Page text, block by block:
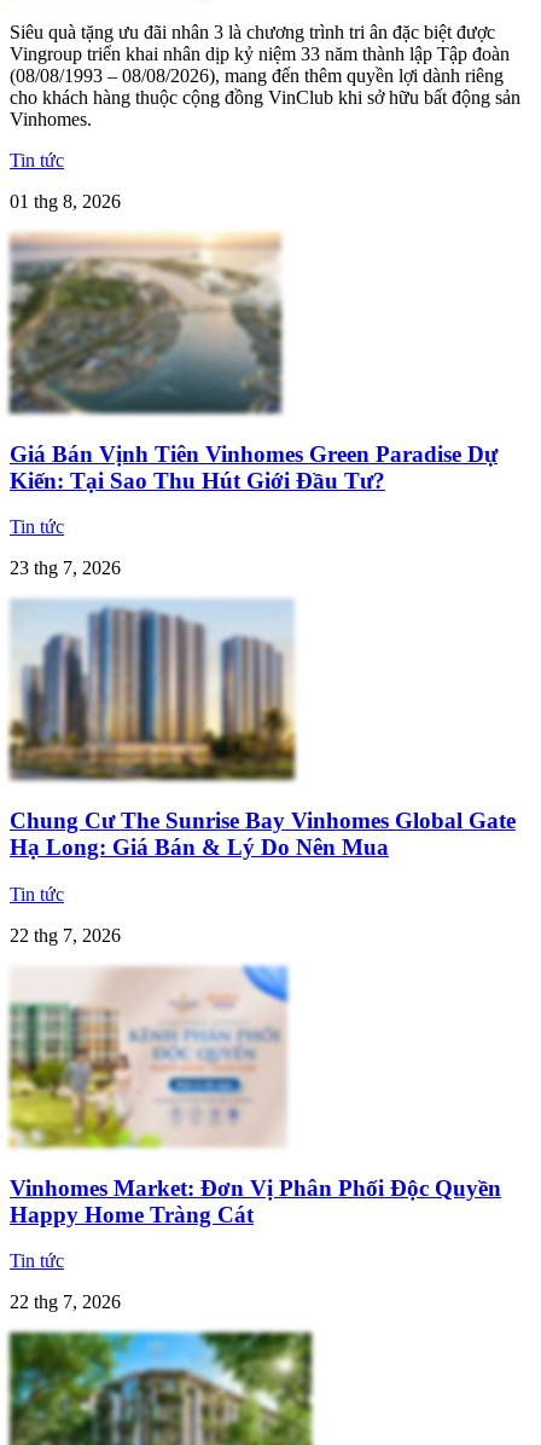
Siêu quà tặng ưu đãi nhân 3 là chương trình tri ân đặc biệt được
Vingroup triển khai nhân dịp kỷ niệm 33 năm thành lập Tập đoàn
(08/08/1993 – 08/08/2026), mang đến thêm quyền lợi dành riêng
cho khách hàng thuộc cộng đồng VinClub khi sở hữu bất động sản
Vinhomes.
Tin tức
01 thg 8, 2026
Giá Bán Vịnh Tiên Vinhomes Green Paradise Dự
Kiến: Tại Sao Thu Hút Giới Đầu Tư?
Tin tức
23 thg 7, 2026
Chung Cư The Sunrise Bay Vinhomes Global Gate
Hạ Long: Giá Bán & Lý Do Nên Mua
Tin tức
22 thg 7, 2026
Vinhomes Market: Đơn Vị Phân Phối Độc Quyền
Happy Home Tràng Cát
Tin tức
22 thg 7, 2026